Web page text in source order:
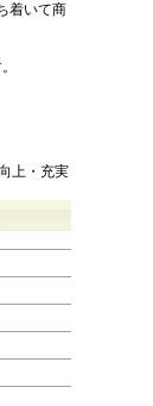
着いて商
上・充実